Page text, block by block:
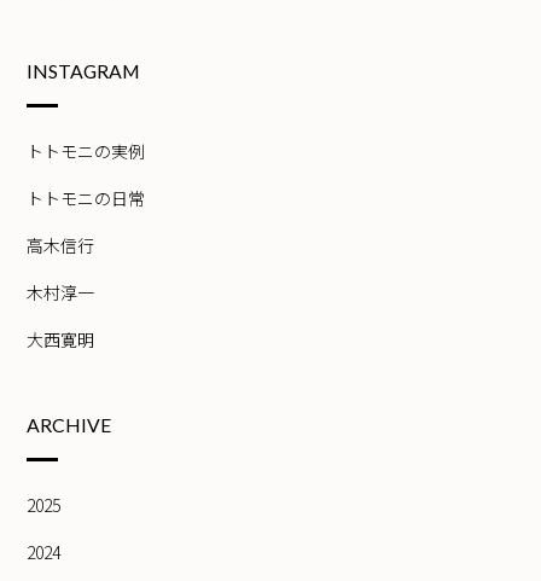
INSTAGRAM
トトモニの実例
トトモニの日常
高木信行
木村淳一
大西寛明
ARCHIVE
2025
2024